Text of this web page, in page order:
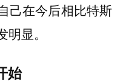
己在今后相比特斯
显。
始